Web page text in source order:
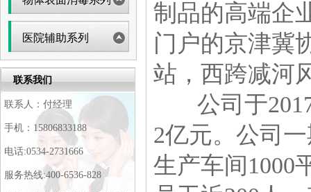
医院辅助系列
联系我们
联系人：付经理
手机：15806833188
电话:0534-2731666
服务热线:400-6536-828
制品的高端企
门户的京津冀
站，西跨减河
公司于2017
2亿元。公司
生产车间1000